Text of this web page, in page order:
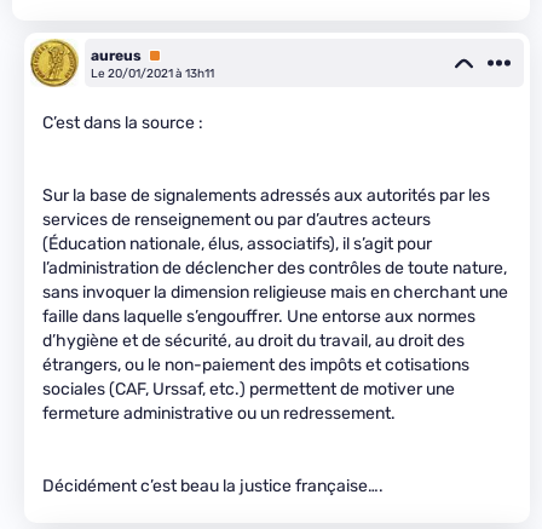
aureus Premium
Le 20/01/2021 à 13h11
C’est dans la source :
Sur la base de signalements adressés aux autorités par les
services de renseignement ou par d’autres acteurs
(Éducation nationale, élus, associatifs), il s’agit pour
l’administration de déclencher des contrôles de toute nature,
sans invoquer la dimension religieuse mais en cherchant une
faille dans laquelle s’engouffrer. Une entorse aux normes
d’hygiène et de sécurité, au droit du travail, au droit des
étrangers, ou le non-paiement des impôts et cotisations
sociales (CAF, Urssaf, etc.) permettent de motiver une
fermeture administrative ou un redressement.
Décidément c’est beau la justice française….